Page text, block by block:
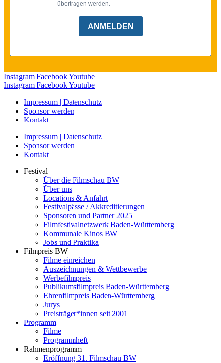
übertragen werden.
ANMELDEN
Instagram FacebookYoutube
Instagram FacebookYoutube
Impressum | Datenschutz
Sponsor werden
Kontakt
Impressum | Datenschutz
Sponsor werden
Kontakt
Festival
Über die Filmschau BW
Über uns
Locations & Anfahrt
Festivalpässe / Akkreditierungen
Sponsoren und Partner 2025
Filmfestivalnetzwerk ­Baden-Württemberg
Kommunale Kinos BW
Jobs und Praktika
Filmpreis BW
Filme einreichen
Auszeichnungen & Wettbewerbe
Werbefilmpreis
Publikumsfilmpreis Baden-Württemberg
Ehrenfilmpreis Baden-Württemberg
Jurys
Preisträger*innen seit 2001
Programm
Filme
Programmheft
Rahmenprogramm
Eröffnung 31. Filmschau BW